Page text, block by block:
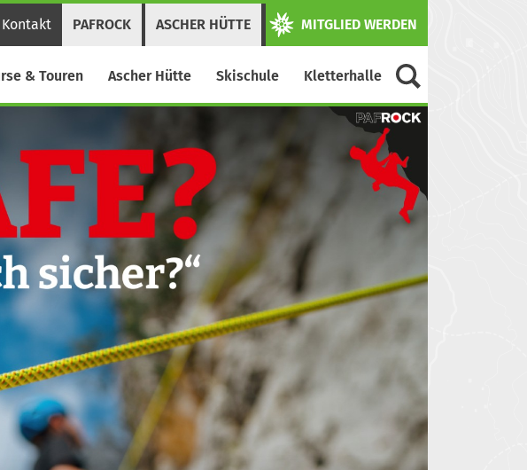
PAFROCK ASCHER HÜTTE
Kontakt MITGLIED WERDEN
& Touren Ascher Hütte Skischule Kletterhalle